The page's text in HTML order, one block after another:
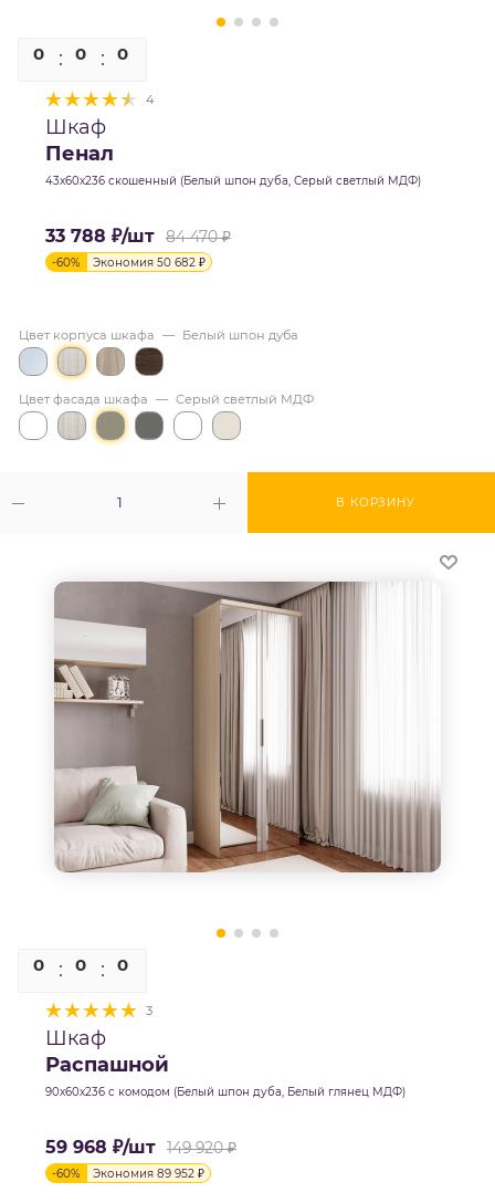
0 0 0
4
Шкаф
Пенал
43х60х236 скошенный (Белый шпон дуба, Серый светлый МДФ)
33 788 ₽/шт 84 470₽
-60% Экономия 50 682 ₽
В КОРЗИНУ
Цвет корпуса шкафа — Белый шпон дуба
Цвет фасада шкафа — Серый светлый МДФ
0 0 0
3
Шкаф
Распашной
90х60х236 с комодом (Белый шпон дуба, Белый глянец МДФ)
59 968 ₽/шт 149 920₽
-60% Экономия 89 952 ₽